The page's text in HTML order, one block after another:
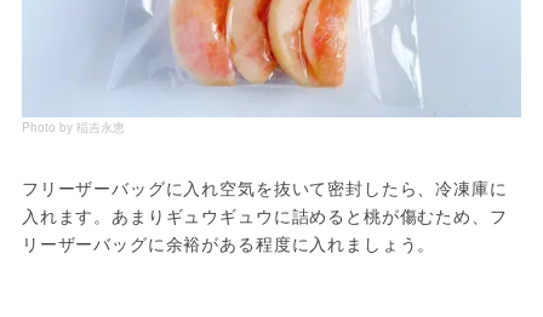
Photo by 稲吉永恵
フリーザーバッグに入れ空気を抜いて密封したら、冷凍庫に
入れます。あまりギュウギュウに詰めると桃が傷むため、フ
リーザーバッグに余裕がある程度に入れましょう。